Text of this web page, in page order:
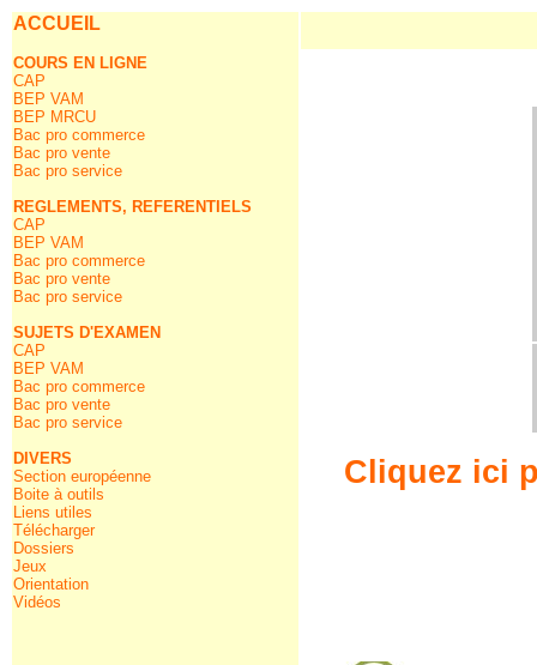
ACCUEIL
COURS EN LIGNE
CAP
BEP VAM
BEP MRCU
Bac pro commerce
Bac pro vente
Bac pro service
REGLEMENTS, REFERENTIELS
CAP
BEP VAM
Bac pro commerce
Bac pro vente
Bac pro service
SUJETS D'EXAMEN
CAP
BEP VAM
Bac pro commerce
Bac pro vente
Bac pro service
DIVERS
Section européenne
Boite à outils
Liens utiles
Télécharger
Dossiers
Jeux
Orientation
Vidéos
Cliquez ici